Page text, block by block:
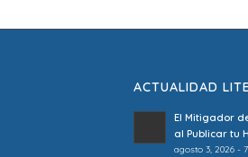
ACTUALIDAD
El Mitigador
al Publicar tu
agosto 3, 2026 -